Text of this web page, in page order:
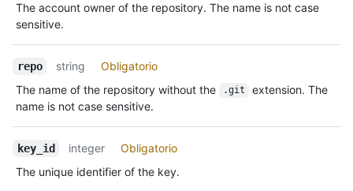
The account owner of the repository. The name is not case
sensitive.
repo string
Obligatorio
The name of the repository without the
.git
extension. The
name is not case sensitive.
key_id integer
Obligatorio
The unique identifier of the key.